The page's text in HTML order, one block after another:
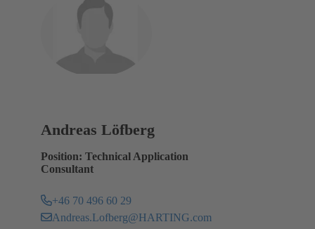
Andreas Löfberg
Position: Technical Application
Consultant
+46 70 496 60 29
Andreas.Lofberg@HARTING.com